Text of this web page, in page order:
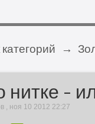
→
нитке -
, ноя 10 2012 22:27